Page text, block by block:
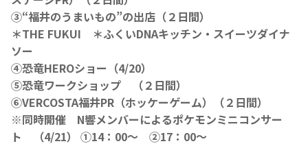
③“福井のうまいもの”の出店（２日間）
＊THE FUKUI ＊ふくいDNAキッチン・スイーツダイナ
ソー
④恐竜HEROショー（4/20）
⑤恐竜ワークショップ （２日間）
⑥VERCOSTA福井PR（ホッケーゲーム）（２日間）
※同時開催 N響メンバーによるポケモンミニコンサー
ト （4/21） ①14：00～ ②17：00～